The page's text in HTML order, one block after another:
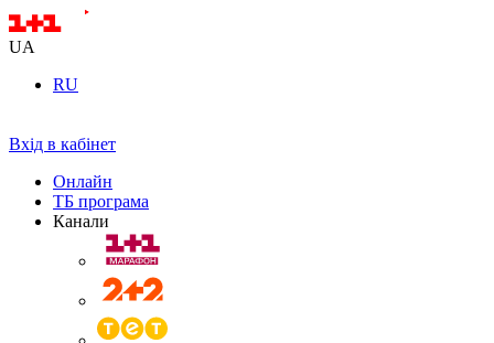
UA
RU
Вхід в кабінет
Онлайн
ТБ програма
Канали